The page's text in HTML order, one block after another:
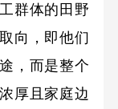
群体的田野
向，即他们
，而是整个
厚且家庭边